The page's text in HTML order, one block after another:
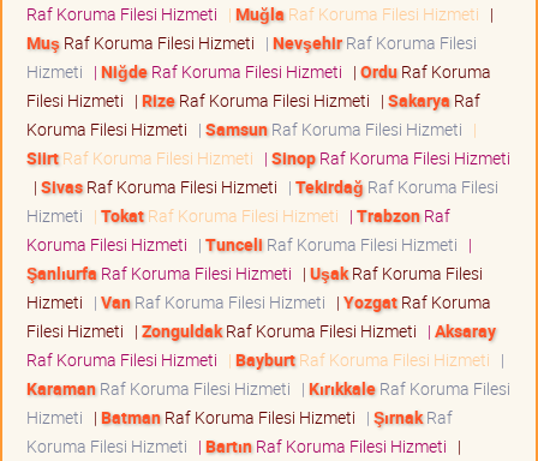
Raf Koruma Filesi Hizmeti | Muğla Raf Koruma Filesi Hizmeti |
Muş Raf Koruma Filesi Hizmeti | NevşehirRaf Koruma Filesi
Hizmeti | NiğdeRaf Koruma Filesi Hizmeti | OrduRaf Koruma
Filesi Hizmeti | RizeRaf Koruma Filesi Hizmeti | Sakarya Raf
Koruma Filesi Hizmeti | SamsunRaf Koruma Filesi Hizmeti |
SiirtRaf Koruma Filesi Hizmeti | SinopRaf Koruma Filesi Hizmeti
| SivasRaf Koruma Filesi Hizmeti | Tekirdağ Raf Koruma Filesi
Hizmeti | TokatRaf Koruma Filesi Hizmeti | TrabzonRaf
Koruma Filesi Hizmeti | Tunceli Raf Koruma Filesi Hizmeti |
Şanlıurfa Raf Koruma Filesi Hizmeti | UşakRaf Koruma Filesi
Hizmeti | VanRaf Koruma Filesi Hizmeti | YozgatRaf Koruma
Filesi Hizmeti | ZonguldakRaf Koruma Filesi Hizmeti | Aksaray
Raf Koruma Filesi Hizmeti | BayburtRaf Koruma Filesi Hizmeti |
KaramanRaf Koruma Filesi Hizmeti | KırıkkaleRaf Koruma Filesi
Hizmeti | BatmanRaf Koruma Filesi Hizmeti | ŞırnakRaf
Koruma Filesi Hizmeti | BartınRaf Koruma Filesi Hizmeti |